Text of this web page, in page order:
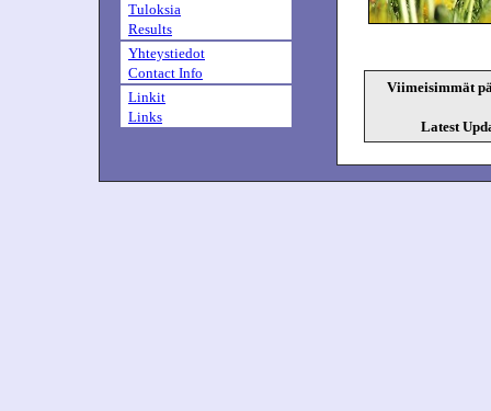
Tuloksia
Results
Yhteystiedot
Contact Info
Linkit
Links
Viimeisimmät
Latest